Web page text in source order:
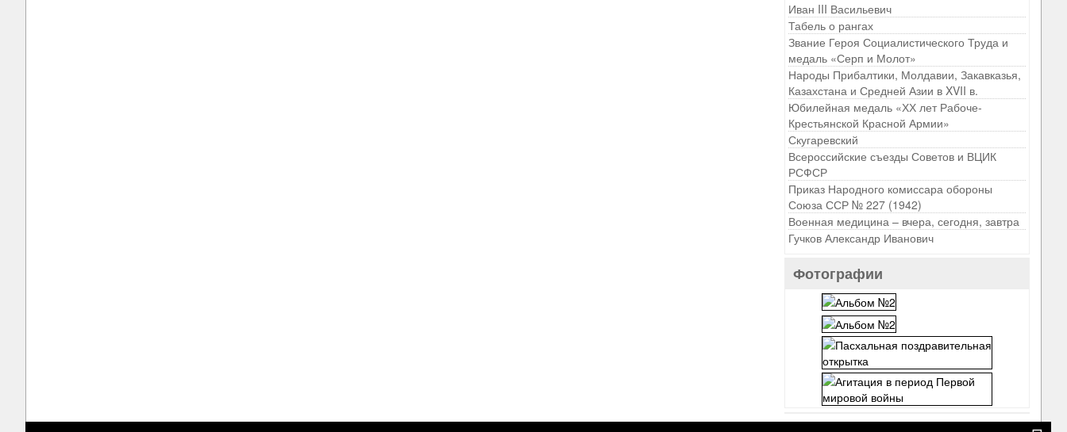
Иван III Васильевич
Табель о рангах
Звание Героя Социалистического Труда и
медаль «Серп и Молот»
Народы Прибалтики, Молдавии, Закавказья,
Казахстана и Средней Азии в XVII в.
Юбилейная медаль «ХХ лет Рабоче-
Крестьянской Красной Армии»
Скугаревский
Всероссийские съезды Советов и ВЦИК
РСФСР
Приказ Народного комиссара обороны
Союза ССР № 227 (1942)
Военная медицина – вчера, сегодня, завтра
Гучков Александр Иванович
Фотографии